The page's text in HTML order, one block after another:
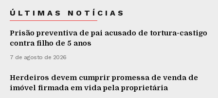
ÚLTIMAS NOTÍCIAS
Prisão preventiva de pai acusado de tortura-castigo
contra filho de 5 anos
7 de agosto de 2026
Herdeiros devem cumprir promessa de venda de
imóvel firmada em vida pela proprietária